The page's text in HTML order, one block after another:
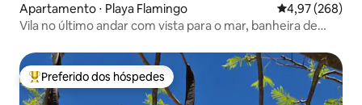
Apartamento ⋅ Playa Flamingo 4,97 de uma
4,97 (268)
Vila no último andar com vista para o mar, banheira de
Entre os melhores preferidos dos hóspedes
Preferido dos hóspedes